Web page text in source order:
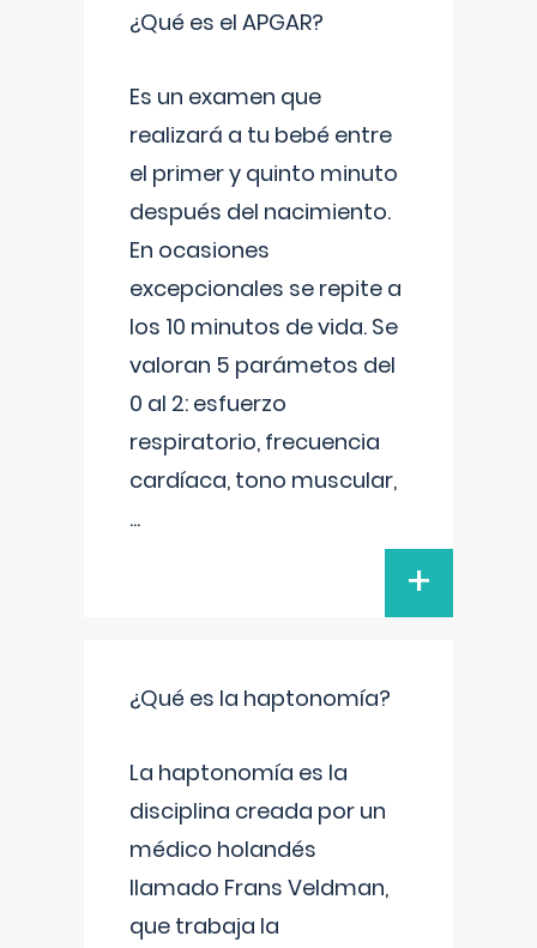
¿Qué es el APGAR?
Es un examen que
realizará a tu bebé entre
el primer y quinto minuto
después del nacimiento.
En ocasiones
excepcionales se repite a
los 10 minutos de vida. Se
valoran 5 parámetos del
0 al 2: esfuerzo
respiratorio, frecuencia
cardíaca, tono muscular,
...
+
¿Qué es la haptonomía?
La haptonomía es la
disciplina creada por un
médico holandés
llamado Frans Veldman,
que trabaja la